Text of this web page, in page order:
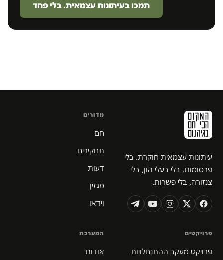
תמכו בעיתונות עצמאית. בלי פחד
עיתונות עצמאית חוקרת. בלי
פרסומות, בלי בעלי הון, בלי
צנזורה, בלי פשרות.
מדורים
חם
תחקירים
דעות
מגזין
וידאו
פרויקטים
פרויקט מעקב ההתנחלויות
המערכת
אודות